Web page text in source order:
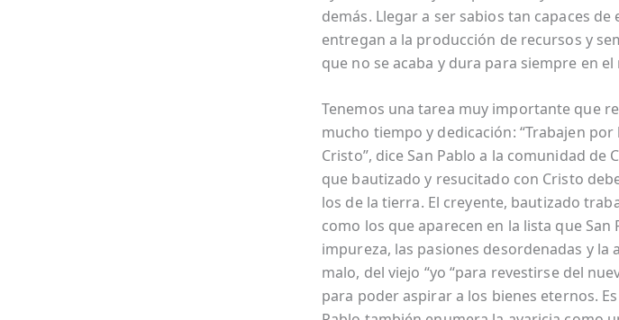
demás. Llegar a ser sabios tan capaces
entregan a la producción de recursos y
que no se acaba y dura para siempre en
Tenemos una tarea muy importante que
mucho tiempo y dedicación: “Trabajen
Cristo”, dice San Pablo a la comunidad de
que bautizado y resucitado con Cristo
los de la tierra. El creyente, bautizado
como los que aparecen en la lista que
impureza, las pasiones desordenadas y la
malo, del viejo “yo “para revestirse del
para poder aspirar a los bienes eternos.